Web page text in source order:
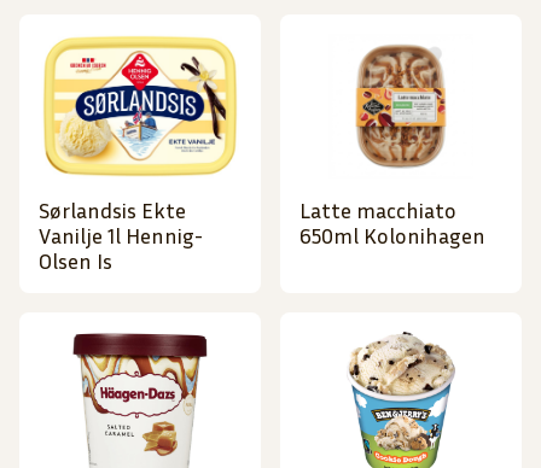
Sørlandsis Ekte
Vanilje 1l Hennig-
Olsen Is
Latte macchiato
650ml Kolonihagen